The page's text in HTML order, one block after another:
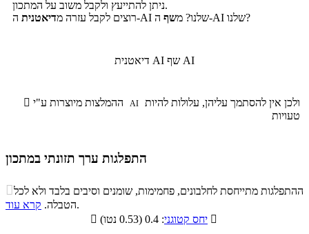
ניתן להתייעץ ולקבל משוב על המתכון.
רוצים לקבל עזרה מדיאטנית ה-AI שלנו? משף ה-AI שלנו?
דיאטנית AI שף AI
 AI
טעויות
התפלגות ערך תזונתי במתכון
התפלגות ערך תזונתי במתכון
סיבים
תזונתיים
שומנים חלבונים
53.9%
ההתפלגות מתייחסת לחלבונים, פחמימות, שומנים וסיבים בלבד ולא לכל
הטבלה. קרא עוד
.

יחס קטוגני 